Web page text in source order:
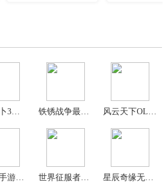
铁锈战争最新版2.0.4中文版
世界征服者3中文版